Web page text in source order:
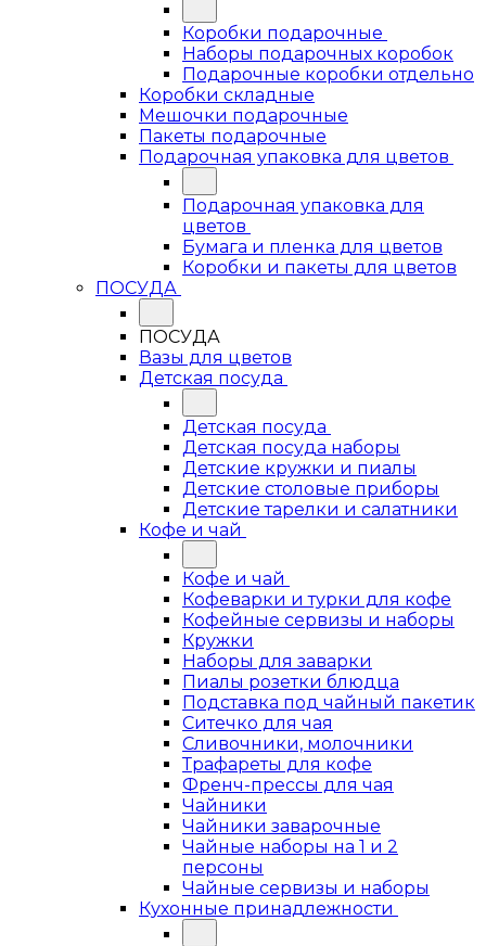
Коробки подарочные
Наборы подарочных коробок
Подарочные коробки отдельно
Коробки складные
Мешочки подарочные
Пакеты подарочные
Подарочная упаковка для цветов
Подарочная упаковка для
цветов
Бумага и пленка для цветов
Коробки и пакеты для цветов
ПОСУДА
ПОСУДА
Вазы для цветов
Детская посуда
Детская посуда
Детская посуда наборы
Детские кружки и пиалы
Детские столовые приборы
Детские тарелки и салатники
Кофе и чай
Кофе и чай
Кофеварки и турки для кофе
Кофейные сервизы и наборы
Кружки
Наборы для заварки
Пиалы розетки блюдца
Подставка под чайный пакетик
Ситечко для чая
Сливочники, молочники
Трафареты для кофе
Френч-прессы для чая
Чайники
Чайники заварочные
Чайные наборы на 1 и 2
персоны
Чайные сервизы и наборы
Кухонные принадлежности